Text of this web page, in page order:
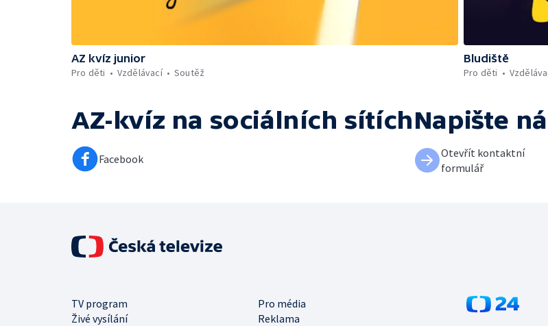
AZ kvíz junior
Pro děti
Vzdělávací Soutěž
Bludiště
Pro děti
AZ-kvíz na sociálních sítích
Facebook
Napište
Otevřít kontaktní
formulář
TV program
Pro média
Živé vysílání
Reklama